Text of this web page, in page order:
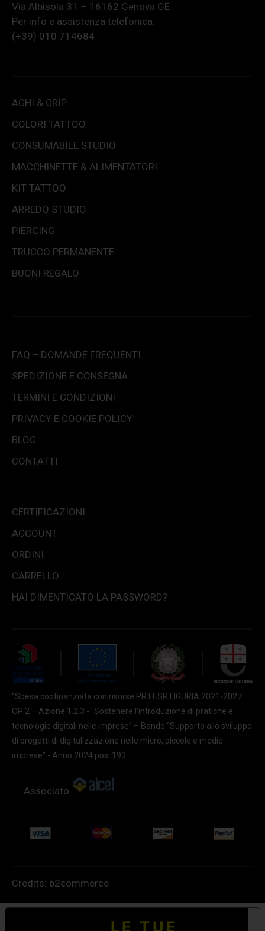
Via Albisola 31 – 16162 Genova GE
Per info e assistenza telefonica:
(+39) 010 714684
AGHI & GRIP
COLORI TATTOO
CONSUMABILE STUDIO
MACCHINETTE & ALIMENTATORI
KIT TATTOO
ARREDO STUDIO
PIERCING
TRUCCO PERMANENTE
BUONI REGALO
FAQ – DOMANDE FREQUENTI
SPEDIZIONE E CONSEGNA
TERMINI E CONDIZIONI
PRIVACY E COOKIE POLICY
BLOG
CONTATTI
CERTIFICAZIONI
ACCOUNT
ORDINI
CARRELLO
HAI DIMENTICATO LA PASSWORD?
“Spesa coofinanziata con risorse PR FESR LIGURIA 2021-2027
OP 2 – Azione 1.2.3 - "Sostenere l'introduzione di pratiche e
tecnologie digitali nelle imprese” – Bando “Supporto allo sviluppo
di progetti di digitalizzazione nelle micro, piccole e medie
imprese” - Anno 2024 pos. 193
Associato
Credits: b2commerce
LE TUE